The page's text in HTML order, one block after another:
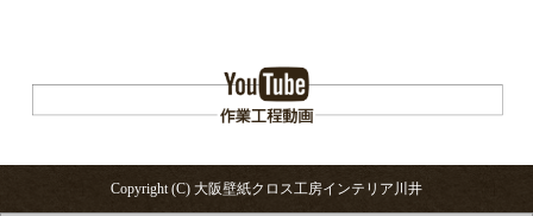
Copyright (C) 大阪壁紙クロス工房インテリア川井